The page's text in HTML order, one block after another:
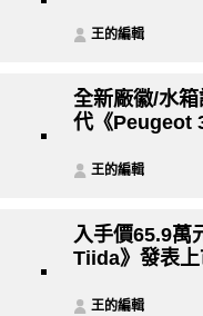
王的編輯
全新廠徽/水
代《Peugeot
王的編輯
入手價65.9萬
Tiida》發表
王的編輯